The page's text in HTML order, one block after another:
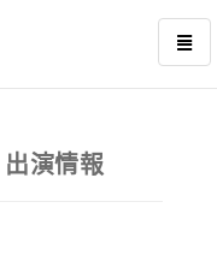
出演情報